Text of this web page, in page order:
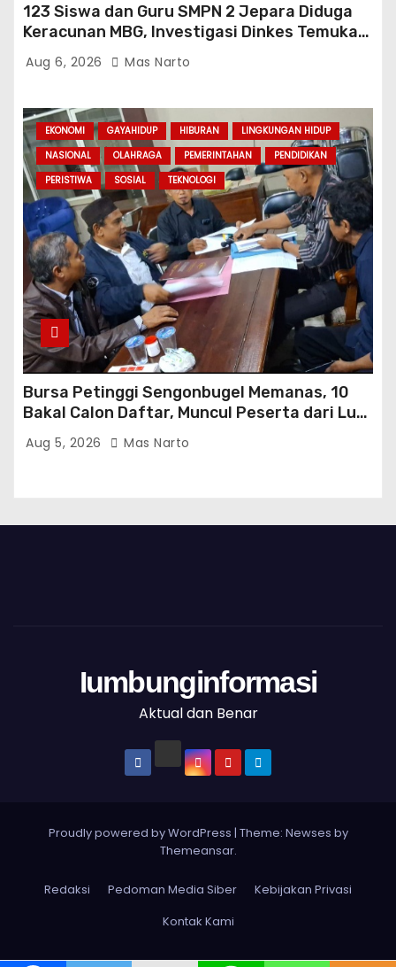
123 Siswa dan Guru SMPN 2 Jepara Diduga
Keracunan MBG, Investigasi Dinkes Temukan
Sejumlah Pelanggaran di Dapur SPPG
Aug 6, 2026 Mas Narto
EKONOMI GAYAHIDUP HIBURAN
LINGKUNGAN HIDUP
NASIONAL
OLAHRAGA PEMERINTAHAN
PENDIDIKAN
PERISTIWA
SOSIAL TEKNOLOGI
Bursa Petinggi Sengonbugel Memanas, 10
Bakal Calon Daftar, Muncul Peserta dari Luar
Desa hingga Jakarta
Aug 5, 2026 Mas Narto
Iumbunginformasi
Aktual dan Benar
Proudly powered by WordPress | Theme: Newses by
Themeansar.
Redaksi Pedoman Media Siber
Kebijakan Privasi
Kontak Kami